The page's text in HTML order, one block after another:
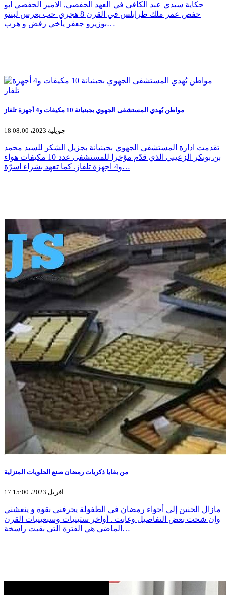
حكاية سيدي عبد الكافي في العهد الحفصي, الامير الحفصي ابو
حفص عمر ملك طرابلس في القرن 8 هجري حب يعرس لبنتو
بوزيرو جعفر ياخي رفض و هرب…
مواطن يُهدي المستشفى الجهوي بجبنيانة 10 مكيفات و4 أجهزة تلفاز
18 جويلية 2023، 08:00
تقدمت ادارة المستشفى الجهوي بجبنيانة بجزيل الشكر للسيد محمد
بن بوبكر الزعيبي الذي قدّم مؤخرا للمستشفى عدد 10 مكيفات هواء
و4 اجهزة تلفاز. كما تعهد بشراء اسرّة…
من بقايا ذكريات رمضان صنع الحلويات المنزلية
17 افريل 2023، 15:00
مازال الحنين إلى أجواء رمضان في الطفولة يجرفني بقوة و ينعشني
وإن شحت بعض التفاصيل وغابت . أواخر ستينيات وسبعينيات القرن
الماضي هي الفترة التي بقيت راسخة…